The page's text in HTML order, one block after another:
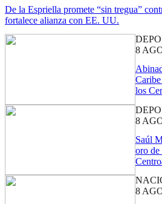
De la Espriella promete “sin tregua”
fortalece alianza con EE. UU.
8
los
8
Saúl
oro de
8